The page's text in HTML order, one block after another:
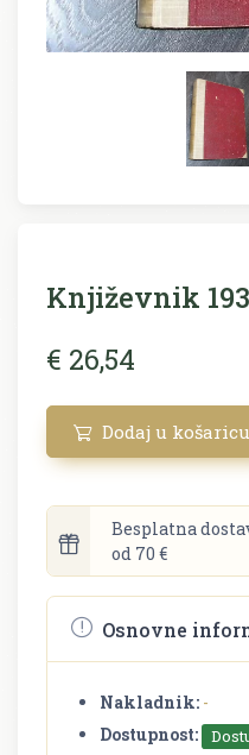
Književnik
€ 26,54
Dodaj u košaricu
Besplatna
od 70 €
Osnovne
Nakladnik: -
Dostupnost: